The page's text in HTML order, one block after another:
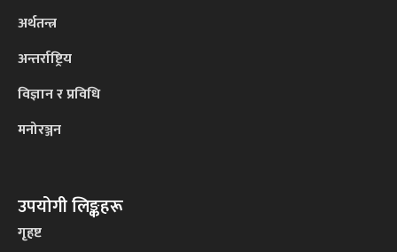
अर्थतन्त्र
अन्तर्राष्ट्रिय
विज्ञान र प्रविधि
मनोरञ्जन
उपयोगी लिङ्कहरू
गृहष्ट